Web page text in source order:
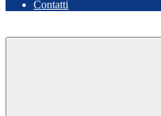
Contatti